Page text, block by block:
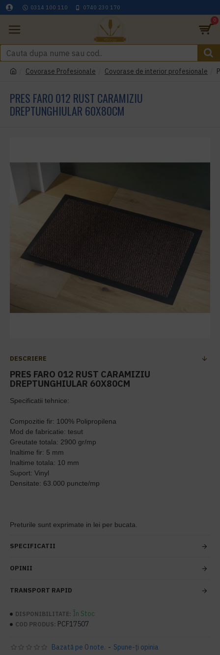
0314 100 110 0740 230 170
0
Covorase Profesionale Covorase de interior profesionale
PRES FARO 012 RUST CARAMIZIU
DREPTUNGHIULAR 60X80CM
DESCRIERE
PRES FARO 012 RUST CARAMIZIU
DREPTUNGHIULAR 60X80CM
Specificatii tehnice:
Compozitie fir: 100% Polipropilena
Mod de fabricatie: tesut
Greutate totala: 2900 gr/mp
Inaltime fir: 5 mm
Inaltime totala: 10 mm
Suport: Vinyl
Densitate: 63.000 puncte/mp
Preturile sunt exprimate in lei per bucata.
SPECIFICATII
OPINII
TRANSPORT RAPID
DISPONIBILITATE: În Stoc
COD PRODUS: PCF17507
Bazată pe 0 note. - Spune-ţi opinia